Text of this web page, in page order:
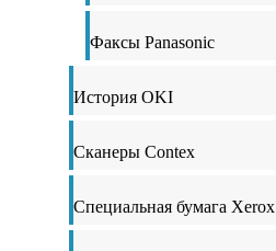
Факсы Panasonic
История OKI
Сканеры Contex
Специальная бумага Xerox